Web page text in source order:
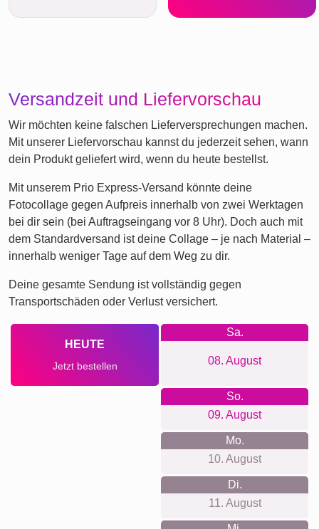
Versandzeit und Liefervorschau
Wir möchten keine falschen Lieferversprechungen machen.
Mit unserer Liefervorschau kannst du jederzeit sehen, wann
dein Produkt geliefert wird, wenn du heute bestellst.
Mit unserem Prio Express-Versand könnte deine
Fotocollage gegen Aufpreis innerhalb von zwei Werktagen
bei dir sein (bei Auftragseingang vor 8 Uhr). Doch auch mit
dem Standardversand ist deine Collage – je nach Material –
innerhalb weniger Tage auf dem Weg zu dir.
Deine gesamte Sendung ist vollständig gegen
Transportschäden oder Verlust versichert.
HEUTE
Jetzt bestellen
Sa.
08. August
So.
09. August
Mo.
10. August
Di.
11. August